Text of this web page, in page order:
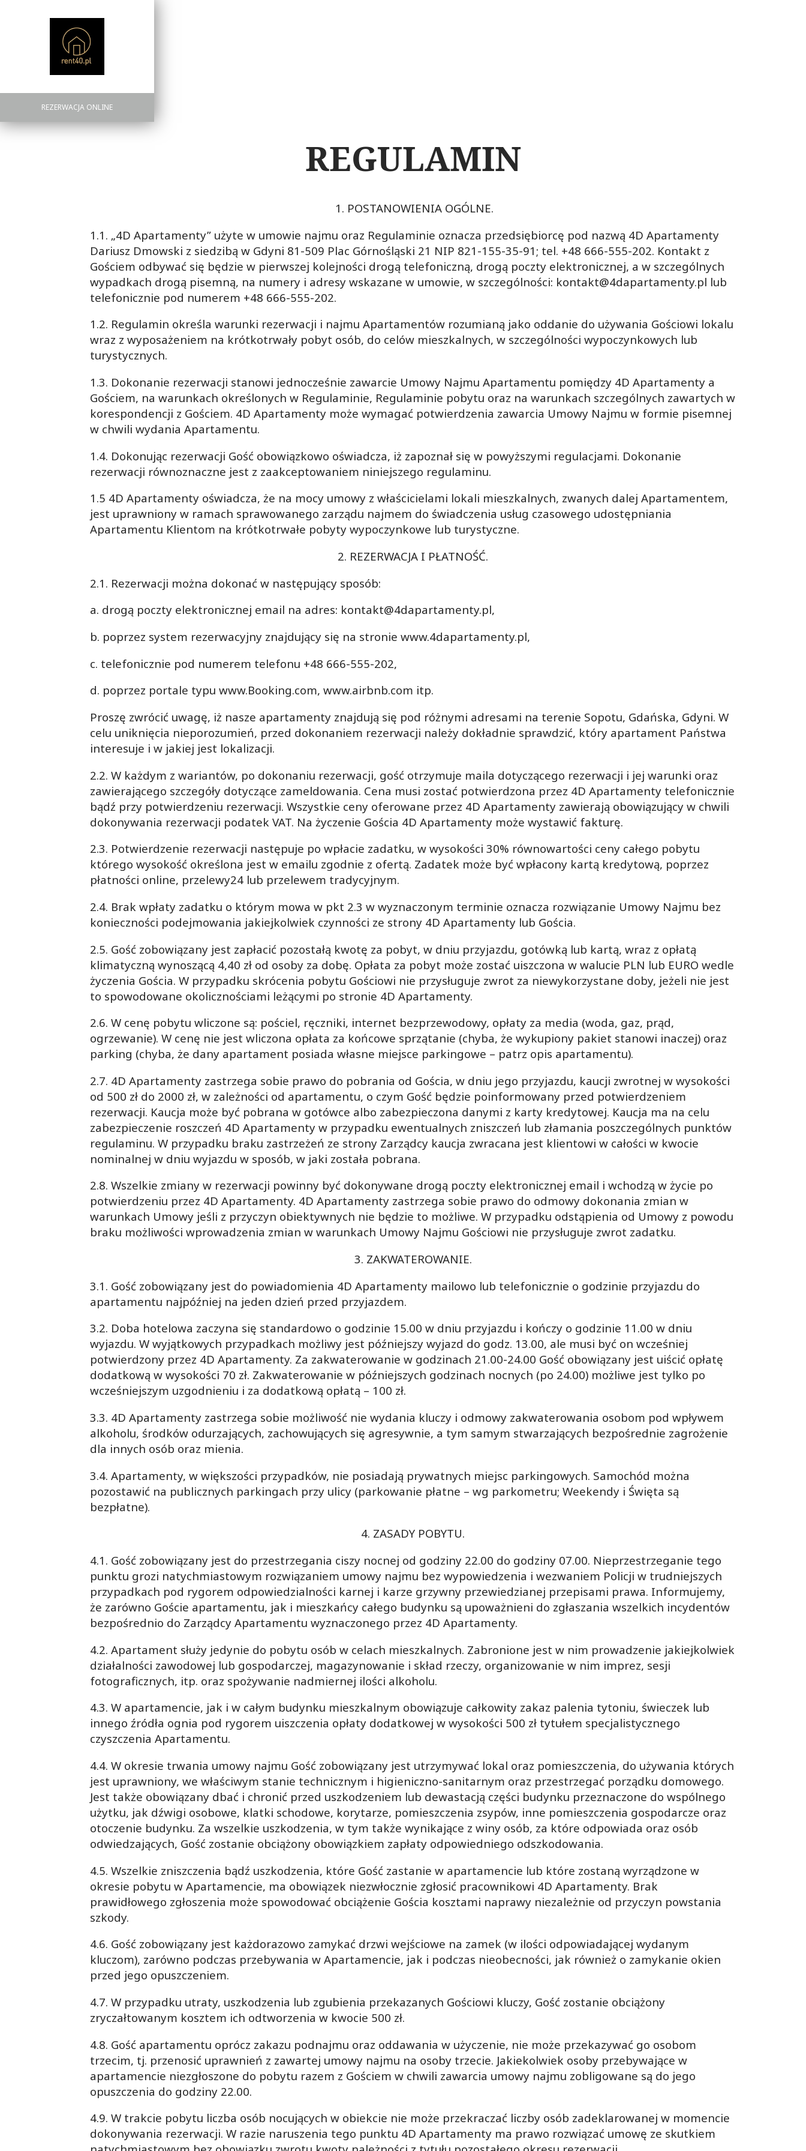
REZERWACJA ONLINE
REGULAMIN
1. POSTANOWIENIA OGÓLNE.
1.1. „4D Apartamenty” użyte w umowie najmu oraz Regulaminie oznacza przedsiębiorcę pod nazwą 4D Apartamenty
Dariusz Dmowski z siedzibą w Gdyni 81-509 Plac Górnośląski 21 NIP 821-155-35-91; tel. +48 666-555-202. Kontakt z
Gościem odbywać się będzie w pierwszej kolejności drogą telefoniczną, drogą poczty elektronicznej, a w szczególnych
wypadkach drogą pisemną, na numery i adresy wskazane w umowie, w szczególności: kontakt@4dapartamenty.pl lub
telefonicznie pod numerem +48 666-555-202.
1.2. Regulamin określa warunki rezerwacji i najmu Apartamentów rozumianą jako oddanie do używania Gościowi lokalu
wraz z wyposażeniem na krótkotrwały pobyt osób, do celów mieszkalnych, w szczególności wypoczynkowych lub
turystycznych.
1.3. Dokonanie rezerwacji stanowi jednocześnie zawarcie Umowy Najmu Apartamentu pomiędzy 4D Apartamenty a
Gościem, na warunkach określonych w Regulaminie, Regulaminie pobytu oraz na warunkach szczególnych zawartych w
korespondencji z Gościem. 4D Apartamenty może wymagać potwierdzenia zawarcia Umowy Najmu w formie pisemnej
w chwili wydania Apartamentu.
1.4. Dokonując rezerwacji Gość obowiązkowo oświadcza, iż zapoznał się w powyższymi regulacjami. Dokonanie
rezerwacji równoznaczne jest z zaakceptowaniem niniejszego regulaminu.
1.5 4D Apartamenty oświadcza, że na mocy umowy z właścicielami lokali mieszkalnych, zwanych dalej Apartamentem,
jest uprawniony w ramach sprawowanego zarządu najmem do świadczenia usług czasowego udostępniania
Apartamentu Klientom na krótkotrwałe pobyty wypoczynkowe lub turystyczne.
2. REZERWACJA I PŁATNOŚĆ.
2.1. Rezerwacji można dokonać w następujący sposób:
a. drogą poczty elektronicznej email na adres: kontakt@4dapartamenty.pl,
b. poprzez system rezerwacyjny znajdujący się na stronie www.4dapartamenty.pl,
c. telefonicznie pod numerem telefonu +48 666-555-202,
d. poprzez portale typu www.Booking.com, www.airbnb.com itp.
Proszę zwrócić uwagę, iż nasze apartamenty znajdują się pod różnymi adresami na terenie Sopotu, Gdańska, Gdyni. W
celu uniknięcia nieporozumień, przed dokonaniem rezerwacji należy dokładnie sprawdzić, który apartament Państwa
interesuje i w jakiej jest lokalizacji.
2.2. W każdym z wariantów, po dokonaniu rezerwacji, gość otrzymuje maila dotyczącego rezerwacji i jej warunki oraz
zawierającego szczegóły dotyczące zameldowania. Cena musi zostać potwierdzona przez 4D Apartamenty telefonicznie
bądź przy potwierdzeniu rezerwacji. Wszystkie ceny oferowane przez 4D Apartamenty zawierają obowiązujący w chwili
dokonywania rezerwacji podatek VAT. Na życzenie Gościa 4D Apartamenty może wystawić fakturę.
2.3. Potwierdzenie rezerwacji następuje po wpłacie zadatku, w wysokości 30% równowartości ceny całego pobytu
którego wysokość określona jest w emailu zgodnie z ofertą. Zadatek może być wpłacony kartą kredytową, poprzez
płatności online, przelewy24 lub przelewem tradycyjnym.
2.4. Brak wpłaty zadatku o którym mowa w pkt 2.3 w wyznaczonym terminie oznacza rozwiązanie Umowy Najmu bez
konieczności podejmowania jakiejkolwiek czynności ze strony 4D Apartamenty lub Gościa.
2.5. Gość zobowiązany jest zapłacić pozostałą kwotę za pobyt, w dniu przyjazdu, gotówką lub kartą, wraz z opłatą
klimatyczną wynoszącą 4,40 zł od osoby za dobę. Opłata za pobyt może zostać uiszczona w walucie PLN lub EURO wedle
życzenia Gościa. W przypadku skrócenia pobytu Gościowi nie przysługuje zwrot za niewykorzystane doby, jeżeli nie jest
to spowodowane okolicznościami leżącymi po stronie 4D Apartamenty.
2.6. W cenę pobytu wliczone są: pościel, ręczniki, internet bezprzewodowy, opłaty za media (woda, gaz, prąd,
ogrzewanie). W cenę nie jest wliczona opłata za końcowe sprzątanie (chyba, że wykupiony pakiet stanowi inaczej) oraz
parking (chyba, że dany apartament posiada własne miejsce parkingowe – patrz opis apartamentu).
2.7. 4D Apartamenty zastrzega sobie prawo do pobrania od Gościa, w dniu jego przyjazdu, kaucji zwrotnej w wysokości
od 500 zł do 2000 zł, w zależności od apartamentu, o czym Gość będzie poinformowany przed potwierdzeniem
rezerwacji. Kaucja może być pobrana w gotówce albo zabezpieczona danymi z karty kredytowej. Kaucja ma na celu
zabezpieczenie roszczeń 4D Apartamenty w przypadku ewentualnych zniszczeń lub złamania poszczególnych punktów
regulaminu. W przypadku braku zastrzeżeń ze strony Zarządcy kaucja zwracana jest klientowi w całości w kwocie
nominalnej w dniu wyjazdu w sposób, w jaki została pobrana.
2.8. Wszelkie zmiany w rezerwacji powinny być dokonywane drogą poczty elektronicznej email i wchodzą w życie po
potwierdzeniu przez 4D Apartamenty. 4D Apartamenty zastrzega sobie prawo do odmowy dokonania zmian w
warunkach Umowy jeśli z przyczyn obiektywnych nie będzie to możliwe. W przypadku odstąpienia od Umowy z powodu
braku możliwości wprowadzenia zmian w warunkach Umowy Najmu Gościowi nie przysługuje zwrot zadatku.
3. ZAKWATEROWANIE.
3.1. Gość zobowiązany jest do powiadomienia 4D Apartamenty mailowo lub telefonicznie o godzinie przyjazdu do
apartamentu najpóźniej na jeden dzień przed przyjazdem.
3.2. Doba hotelowa zaczyna się standardowo o godzinie 15.00 w dniu przyjazdu i kończy o godzinie 11.00 w dniu
wyjazdu. W wyjątkowych przypadkach możliwy jest późniejszy wyjazd do godz. 13.00, ale musi być on wcześniej
potwierdzony przez 4D Apartamenty. Za zakwaterowanie w godzinach 21.00-24.00 Gość obowiązany jest uiścić opłatę
dodatkową w wysokości 70 zł. Zakwaterowanie w późniejszych godzinach nocnych (po 24.00) możliwe jest tylko po
wcześniejszym uzgodnieniu i za dodatkową opłatą – 100 zł.
3.3. 4D Apartamenty zastrzega sobie możliwość nie wydania kluczy i odmowy zakwaterowania osobom pod wpływem
alkoholu, środków odurzających, zachowujących się agresywnie, a tym samym stwarzających bezpośrednie zagrożenie
dla innych osób oraz mienia.
3.4. Apartamenty, w większości przypadków, nie posiadają prywatnych miejsc parkingowych. Samochód można
pozostawić na publicznych parkingach przy ulicy (parkowanie płatne – wg parkometru; Weekendy i Święta są
bezpłatne).
4. ZASADY POBYTU.
4.1. Gość zobowiązany jest do przestrzegania ciszy nocnej od godziny 22.00 do godziny 07.00. Nieprzestrzeganie tego
punktu grozi natychmiastowym rozwiązaniem umowy najmu bez wypowiedzenia i wezwaniem Policji w trudniejszych
przypadkach pod rygorem odpowiedzialności karnej i karze grzywny przewiedzianej przepisami prawa. Informujemy,
że zarówno Goście apartamentu, jak i mieszkańcy całego budynku są upoważnieni do zgłaszania wszelkich incydentów
bezpośrednio do Zarządcy Apartamentu wyznaczonego przez 4D Apartamenty.
4.2. Apartament służy jedynie do pobytu osób w celach mieszkalnych. Zabronione jest w nim prowadzenie jakiejkolwiek
działalności zawodowej lub gospodarczej, magazynowanie i skład rzeczy, organizowanie w nim imprez, sesji
fotograficznych, itp. oraz spożywanie nadmiernej ilości alkoholu.
4.3. W apartamencie, jak i w całym budynku mieszkalnym obowiązuje całkowity zakaz palenia tytoniu, świeczek lub
innego źródła ognia pod rygorem uiszczenia opłaty dodatkowej w wysokości 500 zł tytułem specjalistycznego
czyszczenia Apartamentu.
4.4. W okresie trwania umowy najmu Gość zobowiązany jest utrzymywać lokal oraz pomieszczenia, do używania których
jest uprawniony, we właściwym stanie technicznym i higieniczno-sanitarnym oraz przestrzegać porządku domowego.
Jest także obowiązany dbać i chronić przed uszkodzeniem lub dewastacją części budynku przeznaczone do wspólnego
użytku, jak dźwigi osobowe, klatki schodowe, korytarze, pomieszczenia zsypów, inne pomieszczenia gospodarcze oraz
otoczenie budynku. Za wszelkie uszkodzenia, w tym także wynikające z winy osób, za które odpowiada oraz osób
odwiedzających, Gość zostanie obciążony obowiązkiem zapłaty odpowiedniego odszkodowania.
4.5. Wszelkie zniszczenia bądź uszkodzenia, które Gość zastanie w apartamencie lub które zostaną wyrządzone w
okresie pobytu w Apartamencie, ma obowiązek niezwłocznie zgłosić pracownikowi 4D Apartamenty. Brak
prawidłowego zgłoszenia może spowodować obciążenie Gościa kosztami naprawy niezależnie od przyczyn powstania
szkody.
4.6. Gość zobowiązany jest każdorazowo zamykać drzwi wejściowe na zamek (w ilości odpowiadającej wydanym
kluczom), zarówno podczas przebywania w Apartamencie, jak i podczas nieobecności, jak również o zamykanie okien
przed jego opuszczeniem.
4.7. W przypadku utraty, uszkodzenia lub zgubienia przekazanych Gościowi kluczy, Gość zostanie obciążony
zryczałtowanym kosztem ich odtworzenia w kwocie 500 zł.
4.8. Gość apartamentu oprócz zakazu podnajmu oraz oddawania w użyczenie, nie może przekazywać go osobom
trzecim, tj. przenosić uprawnień z zawartej umowy najmu na osoby trzecie. Jakiekolwiek osoby przebywające w
apartamencie niezgłoszone do pobytu razem z Gościem w chwili zawarcia umowy najmu zobligowane są do jego
opuszczenia do godziny 22.00.
4.9. W trakcie pobytu liczba osób nocujących w obiekcie nie może przekraczać liczby osób zadeklarowanej w momencie
dokonywania rezerwacji. W razie naruszenia tego punktu 4D Apartamenty ma prawo rozwiązać umowę ze skutkiem